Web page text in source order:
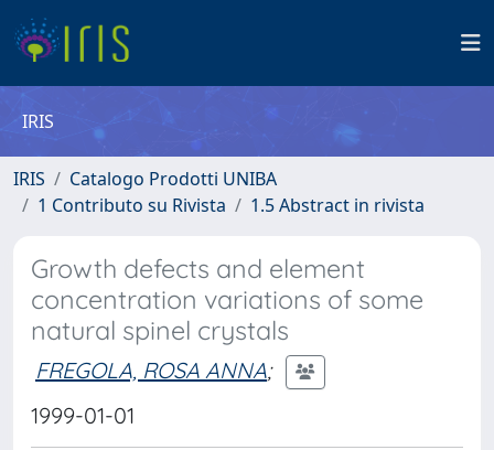
IRIS
IRIS
Catalogo Prodotti UNIBA
1 Contributo su Rivista
1.5 Abstract in rivista
Growth defects and element
concentration variations of some
natural spinel crystals
FREGOLA, ROSA ANNA;
1999-01-01